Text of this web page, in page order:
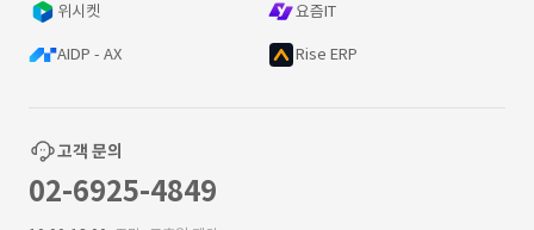
위시켓 요즘IT
AIDP - AX Rise ERP
고객 문의
02-6925-4849